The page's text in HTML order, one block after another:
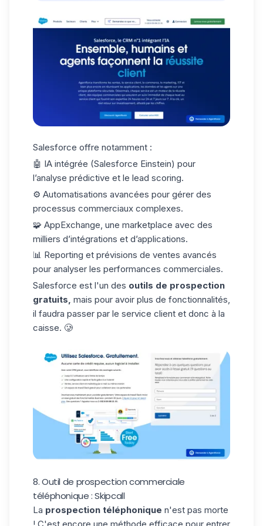
Salesforce offre notamment :
🤖 IA intégrée (Salesforce Einstein) pour
l’analyse prédictive et le lead scoring.
⚙️ Automatisations avancées pour gérer des
processus commerciaux complexes.
🧩 AppExchange, une marketplace avec des
milliers d’intégrations et d’applications.
📊 Reporting et prévisions de ventes avancés
pour analyser les performances commerciales.
Salesforce est l'un des outils de prospection
gratuits, mais pour avoir plus de fonctionnalités,
il faudra passer par le service client et donc à la
caisse. 🥲
8. Outil de prospection commerciale
téléphonique : Skipcall
La prospection téléphonique n'est pas morte